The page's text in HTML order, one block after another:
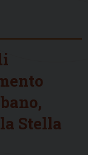
Stella